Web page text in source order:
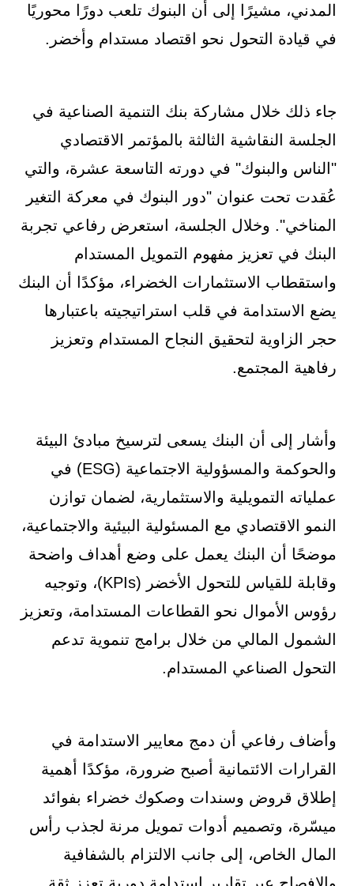
المدني، مشيرًا إلى أن البنوك تلعب دورًا محوريًا
في قيادة التحول نحو اقتصاد مستدام وأخضر.
جاء ذلك خلال مشاركة بنك التنمية الصناعية في
الجلسة النقاشية الثالثة بالمؤتمر الاقتصادي
"الناس والبنوك" في دورته التاسعة عشرة، والتي
عُقدت تحت عنوان "دور البنوك في معركة التغير
المناخي". وخلال الجلسة، استعرض رفاعي تجربة
البنك في تعزيز مفهوم التمويل المستدام
واستقطاب الاستثمارات الخضراء، مؤكدًا أن البنك
يضع الاستدامة في قلب استراتيجيته باعتبارها
حجر الزاوية لتحقيق النجاح المستدام وتعزيز
رفاهية المجتمع.
وأشار إلى أن البنك يسعى لترسيخ مبادئ البيئة
والحوكمة والمسؤولية الاجتماعية (ESG) في
عملياته التمويلية والاستثمارية، لضمان توازن
النمو الاقتصادي مع المسئولية البيئية والاجتماعية،
موضحًا أن البنك يعمل على وضع أهداف واضحة
وقابلة للقياس للتحول الأخضر (KPIs)، وتوجيه
رؤوس الأموال نحو القطاعات المستدامة، وتعزيز
الشمول المالي من خلال برامج تنموية تدعم
التحول الصناعي المستدام.
وأضاف رفاعي أن دمج معايير الاستدامة في
القرارات الائتمانية أصبح ضرورة، مؤكدًا أهمية
إطلاق قروض وسندات وصكوك خضراء بفوائد
ميسّرة، وتصميم أدوات تمويل مرنة لجذب رأس
المال الخاص، إلى جانب الالتزام بالشفافية